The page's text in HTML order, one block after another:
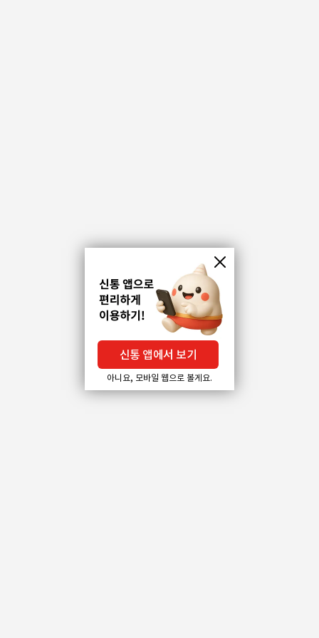
신통 앱에서 보기
아니요, 모바일 웹으로 볼게요.